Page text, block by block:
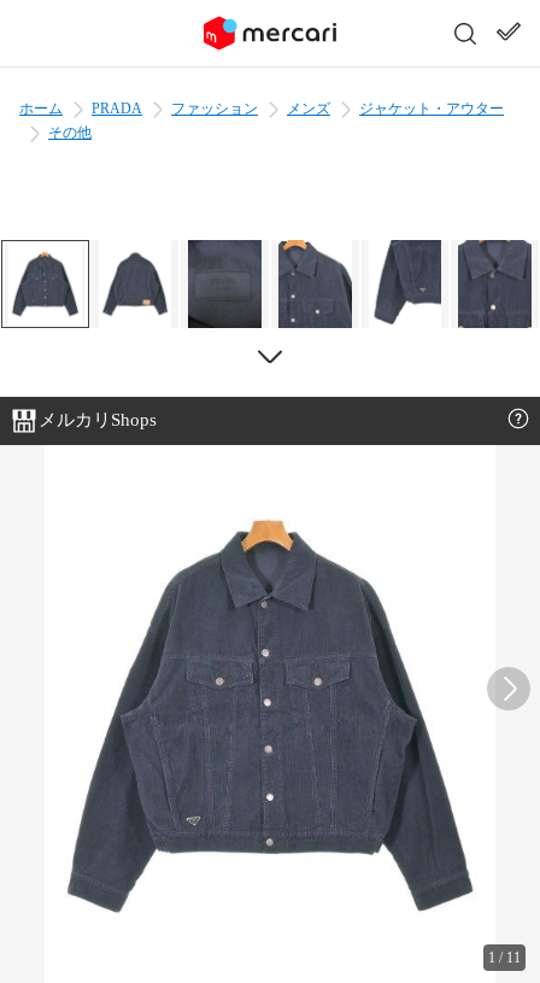
ホーム PRADA ファッション メンズ
ジャケット・アウター
その他
メルカリShops
1 / 11